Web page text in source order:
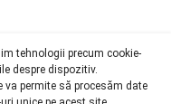
tehnologii precum cookie-
despre dispozitiv.
permite să procesăm date